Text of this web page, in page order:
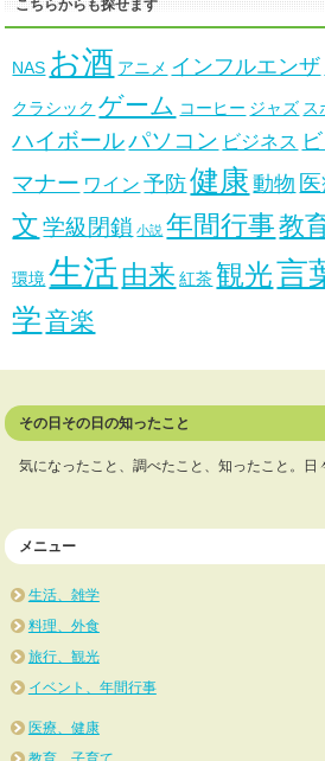
こちらからも探せます
NAS お酒 アニメ インフルエンザ
クラシック ゲーム コーヒー ジャズ ス
ハイボールパソコン ビジネス
マナー ワイン 予防健康 動物
文 学級閉鎖 小説 年間行事教
環境 生活由来 紅茶 観光言
学音楽
その日その日の知ったこと
気になったこと、調べたこと、知ったこと。日
メニュー
生活、雑学
料理、外食
旅行、観光
イベント、年間行事
医療、健康